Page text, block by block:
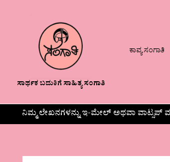
ಸಾರ್ಥಕ ಬದುಕಿಗೆ ಸಾಹಿತ್ಯ ಸಂಗಾತಿ
ಕಾವ್ಯ ಸಂಗಾತಿ
ನಿಮ್ಮ ಲೇಖನಗಳನ್ನು ಇ-ಮೇಲ್ ಅಥವಾ ವಾಟ್ಸಪ್